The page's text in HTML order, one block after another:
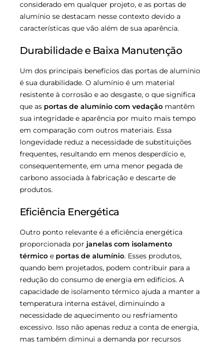
considerado em qualquer projeto, e as portas de
alumínio se destacam nesse contexto devido a
características que vão além de sua aparência.
Durabilidade e Baixa Manutenção
Um dos principais benefícios das portas de alumínio
é sua durabilidade. O alumínio é um material
resistente à corrosão e ao desgaste, o que significa
que as portas de alumínio com vedação mantêm
sua integridade e aparência por muito mais tempo
em comparação com outros materiais. Essa
longevidade reduz a necessidade de substituições
frequentes, resultando em menos desperdício e,
consequentemente, em uma menor pegada de
carbono associada à fabricação e descarte de
produtos.
Eficiência Energética
Outro ponto relevante é a eficiência energética
proporcionada por janelas com isolamento
térmico e portas de alumínio. Esses produtos,
quando bem projetados, podem contribuir para a
redução do consumo de energia em edifícios. A
capacidade de isolamento térmico ajuda a manter a
temperatura interna estável, diminuindo a
necessidade de aquecimento ou resfriamento
excessivo. Isso não apenas reduz a conta de energia,
mas também diminui a demanda por recursos